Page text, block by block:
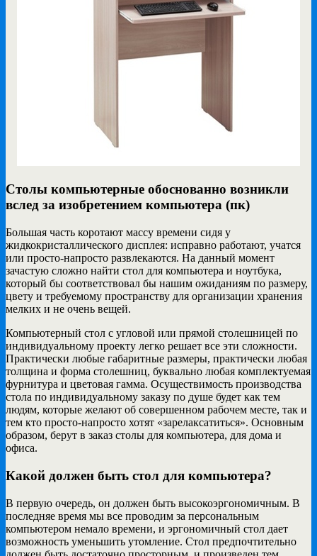
Столы компьютерные обоснованно возникли
вслед за изобретением компьютера (пк)
Большая часть коротают массу времени сидя у
жидкокристаллического дисплея: исправно работают, учатся
или просто-напросто развлекаются. На данный момент
зачастую сложно найти стол для компьютера и ноутбука,
который бы соответствовал бы нашим ожиданиям по размеру,
цвету и требуемому пространству для организации хранения
мелких и не очень вещей.
Компьютерный стол с угловой или прямой столешницей по
индивидуальному проекту легко решает все эти сложности.
Практически любые габаритные размеры, практически любая
толщина и форма столешниц, буквально любая комплектуемая
фурнитура и цветовая гамма. Осуществимость производства
стола по индивидуальному заказу по душе будет как тем
людям, которые желают об совершенном рабочем месте, так и
тем кто просто-напросто хотят «зарелаксатиться». Основным
образом, берут в заказ столы для компьютера, для дома и
офиса.
Какой должен быть стол для компьютера?
В первую очередь, он должен быть высокоэргономичным. В
последняе время мы все проводим за персональным
компьютером немало времени, и эргономичный стол дает
возможность уменьшить утомление. Стол предпочтительно